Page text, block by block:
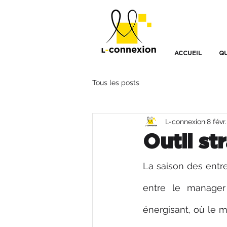
ACCUEIL
Tous les posts
Outil
L-connexion8
La saison des
entre le
énergisant, où le